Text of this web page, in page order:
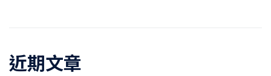
近期文章